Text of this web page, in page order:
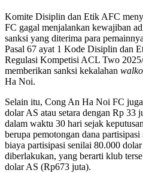
Komite Disiplin dan Etik AFC
FC gagal menjalankan kewajiban
sanksi yang diterima para
Pasal 67 ayat 1 Kode Disiplin dan
Regulasi Kompetisi ACL Two
memberikan sanksi kekalahan
Ha Noi.
Selain itu, Cong An Ha Noi FC
dolar AS atau setara dengan Rp 33
dalam waktu 30 hari sejak
berupa pemotongan dana
biaya partisipasi senilai 80.000
diberlakukan, yang berarti klub
dolar AS (Rp673 juta).